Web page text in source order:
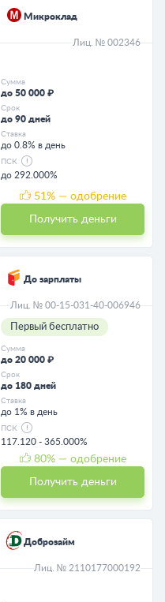
Микроклад
Лиц. № 002346
Сумма
до 50 000 ₽
Срок
до 90 дней
Ставка
до 0.8% в день
ПСК
до 292.000%
51 % — одобрение
Получить деньги
До зарплаты
Лиц. № 00-15-031-40-006946
Первый бесплатно
Сумма
до 20 000 ₽
Срок
до 180 дней
Ставка
до 1% в день
ПСК
117.120 - 365.000%
80% — одобрение
Получить деньги
Доброзайм
Лиц. № 2110177000192